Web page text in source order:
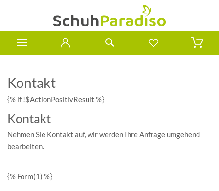
Kontakt
{% if !$ActionPositivResult %}
Kontakt
Nehmen Sie Kontakt auf, wir werden Ihre Anfrage umgehend
bearbeiten.
{% Form(1) %}